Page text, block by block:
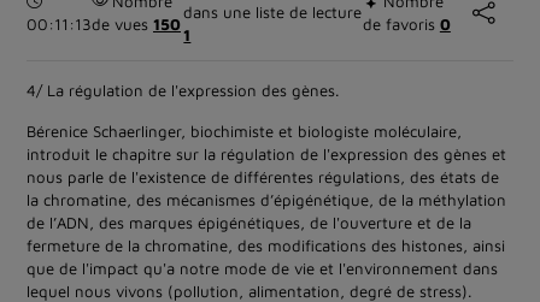
00:11:13de vues 150
dans une liste de lecture
1
de favoris 0
4/ La régulation de l'expression des gènes.
Bérenice Schaerlinger, biochimiste et biologiste moléculaire,
introduit le chapitre sur la régulation de l'expression des gènes et
nous parle de l'existence de différentes régulations, des états de
la chromatine, des mécanismes d’épigénétique, de la méthylation
de l’ADN, des marques épigénétiques, de l'ouverture et de la
fermeture de la chromatine, des modifications des histones, ainsi
que de l'impact qu'a notre mode de vie et l'environnement dans
lequel nous vivons (pollution, alimentation, degré de stress).